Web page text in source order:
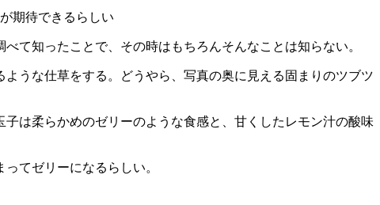
知ったことで、その時はもちろんそんなことは知らない。
うな仕草をする。どうやら、写真の奥に見える固まりのツブツ
は柔らかめのゼリーのような食感と、甘くしたレモン汁の酸味
てゼリーになるらしい。